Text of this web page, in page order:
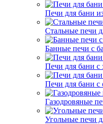
Печи для бани
Стальные печи
Банные печи с
Печи для бани с
Печи для бани с
Газодровяные
Угольные печи